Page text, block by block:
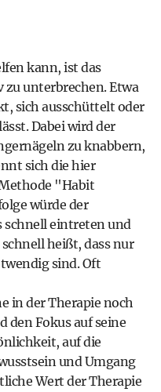
kann, ist das
unterbrechen. Etwa
sich ausschüttelt oder
Dabei wird der
zu knabbern,
sich die hier
"Habit
würde der
schnell eintreten und
heißt, dass nur
sind. Oft
in der Therapie noch
den Fokus auf seine
auf die
und Umgang
Wert der Therapie